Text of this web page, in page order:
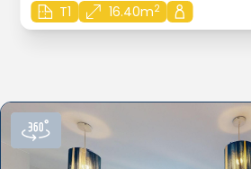
T1 16.40m2